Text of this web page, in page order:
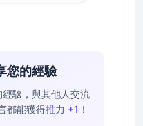
您的經驗
驗，與其他人交流
都能獲得推力 +1 ！